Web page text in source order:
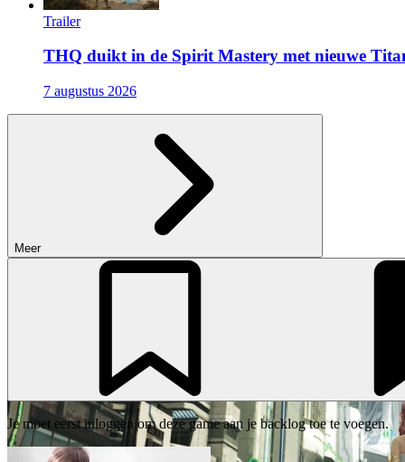
Trailer
THQ duikt in de Spirit Mastery met nieuwe
7 augustus 2026
Meer
Je moet eerst inloggen om deze game aan je backlog toe te voegen.